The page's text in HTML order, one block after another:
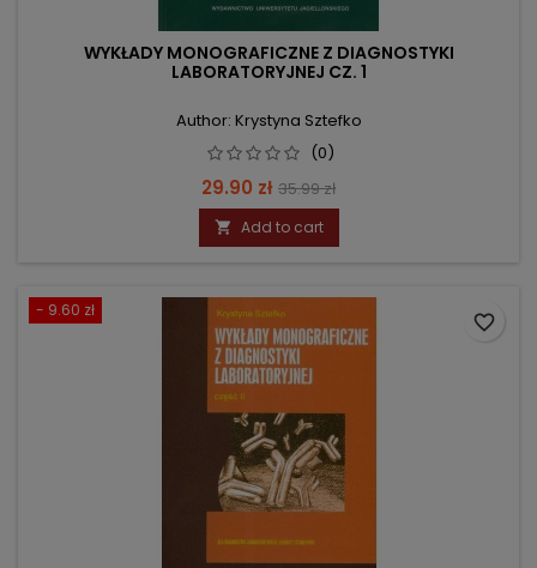
WYKŁADY MONOGRAFICZNE Z DIAGNOSTYKI
LABORATORYJNEJ CZ. 1
Author: Krystyna Sztefko
(0)
Price
29.90 zł Regular
price
35.99 zł
 Add to cart
- 9.60 zł
favorite_border